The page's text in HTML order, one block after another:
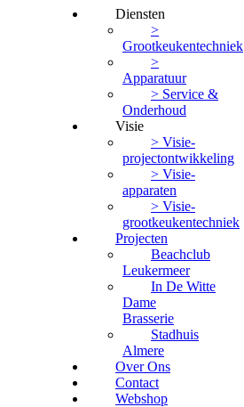
Diensten
>
Grootkeukentechniek
>
Apparatuur
> Service &
Onderhoud
Visie
> Visie-
projectontwikkeling
> Visie-
apparaten
> Visie-
grootkeukentechniek
Projecten
Beachclub
Leukermeer
In De Witte
Dame
Brasserie
Stadhuis
Almere
Over Ons
Contact
Webshop